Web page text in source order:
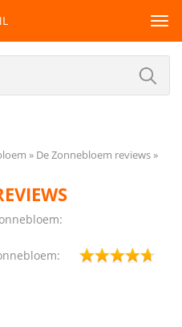
De Zonnebloem reviews